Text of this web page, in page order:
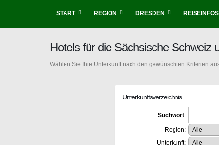
START REGION DRESDEN REISEINFOS
Hotels für die Sächsische Schweiz
Wählen Sie Ihre Unterkunft nach den gewünschten Kriterien
Unterkunftsverzeichnis
Suchwort:
Region:
Unterkunft: